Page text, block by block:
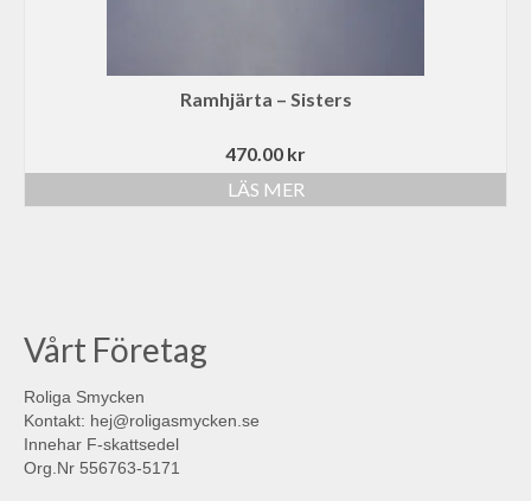
Ramhjärta – Sisters
470.00 kr
LÄS MER
Vårt Företag
Roliga Smycken
Kontakt: hej@roligasmycken.se
Innehar F-skattsedel
Org.Nr 556763-5171